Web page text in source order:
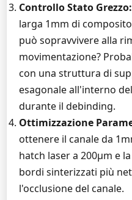
Controllo Stato Grezzo:
larga 1mm di
può sopravvivere alla
movimentazione?
con una struttura di
esagonale all'interno
durante il debinding.
Ottimizzazione
ottenere il canale da
hatch laser a 200µm e
bordi sinterizzati più
l'occlusione del canale.